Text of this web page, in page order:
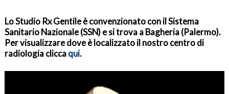
Lo Studio Rx Gentile è convenzionato con il Sistema
Sanitario Nazionale (SSN) e si trova a Bagheria (Palermo).
Per visualizzare dove è localizzato il nostro centro di
radiologia cliccaqui.